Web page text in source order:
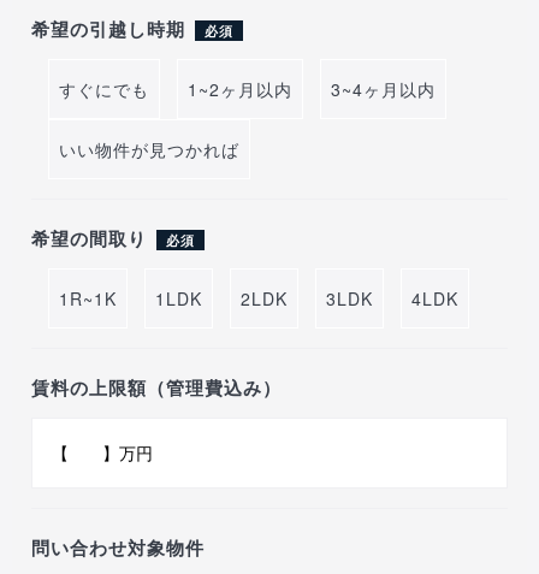
希望の引越し時期 必須
すぐにでも 1~2ヶ月以内 3~4ヶ月以内
いい物件が見つかれば
希望の間取り 必須
1R~1K 1LDK 2LDK 3LDK 4LDK
賃料の上限額（管理費込み）
問い合わせ対象物件